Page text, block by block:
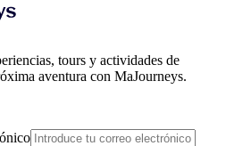
tours y actividades de
aventura con MaJourneys.